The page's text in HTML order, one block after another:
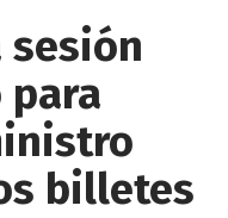
sesión
billetes